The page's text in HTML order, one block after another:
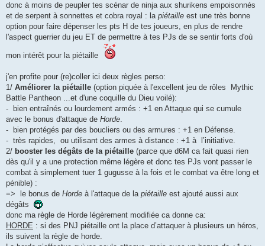
donc à moins de peupler tes scénar de ninja aux shurikens empoisonnés
et de serpent à sonnettes et cobra royal : la piétaille est une très bonne
option pour faire dépenser les pts H de tes joueurs, en plus de rendre
l'aspect guerrier du jeu ET de permettre à tes PJs de se sentir forts d'où
mon intérêt pour la piétaille
j'en profite pour (re)coller ici deux règles perso:
1/ Améliorer la piétaille (option piquée à l'excellent jeu de rôles Mythic
Battle Pantheon ...et d'une coquille du Dieu voilé):
- bien entraînés ou lourdement armés : +1 en Attaque qui se cumule
avec le bonus d'attaque de Horde.
- bien protégés par des boucliers ou des armures : +1 en Défense.
- très rapides, ou utilisant des armes à distance : +1 à l’initiative.
2/ booster les dégâts de la piétaille (parce que d6M ca fait quasi rien
dès qu'il y a une protection même légère et donc tes PJs vont passer le
combat à simplement tuer 1 gugusse à la fois et le combat va être long et
pénible) :
=> le bonus de Horde à l'attaque de la piétaille est ajouté aussi aux
dégâts
donc ma règle de Horde légèrement modifiée ca donne ca:
HORDE : si des PNJ piétaille ont la place d’attaquer à plusieurs un héros,
ils suivent la règle de horde.